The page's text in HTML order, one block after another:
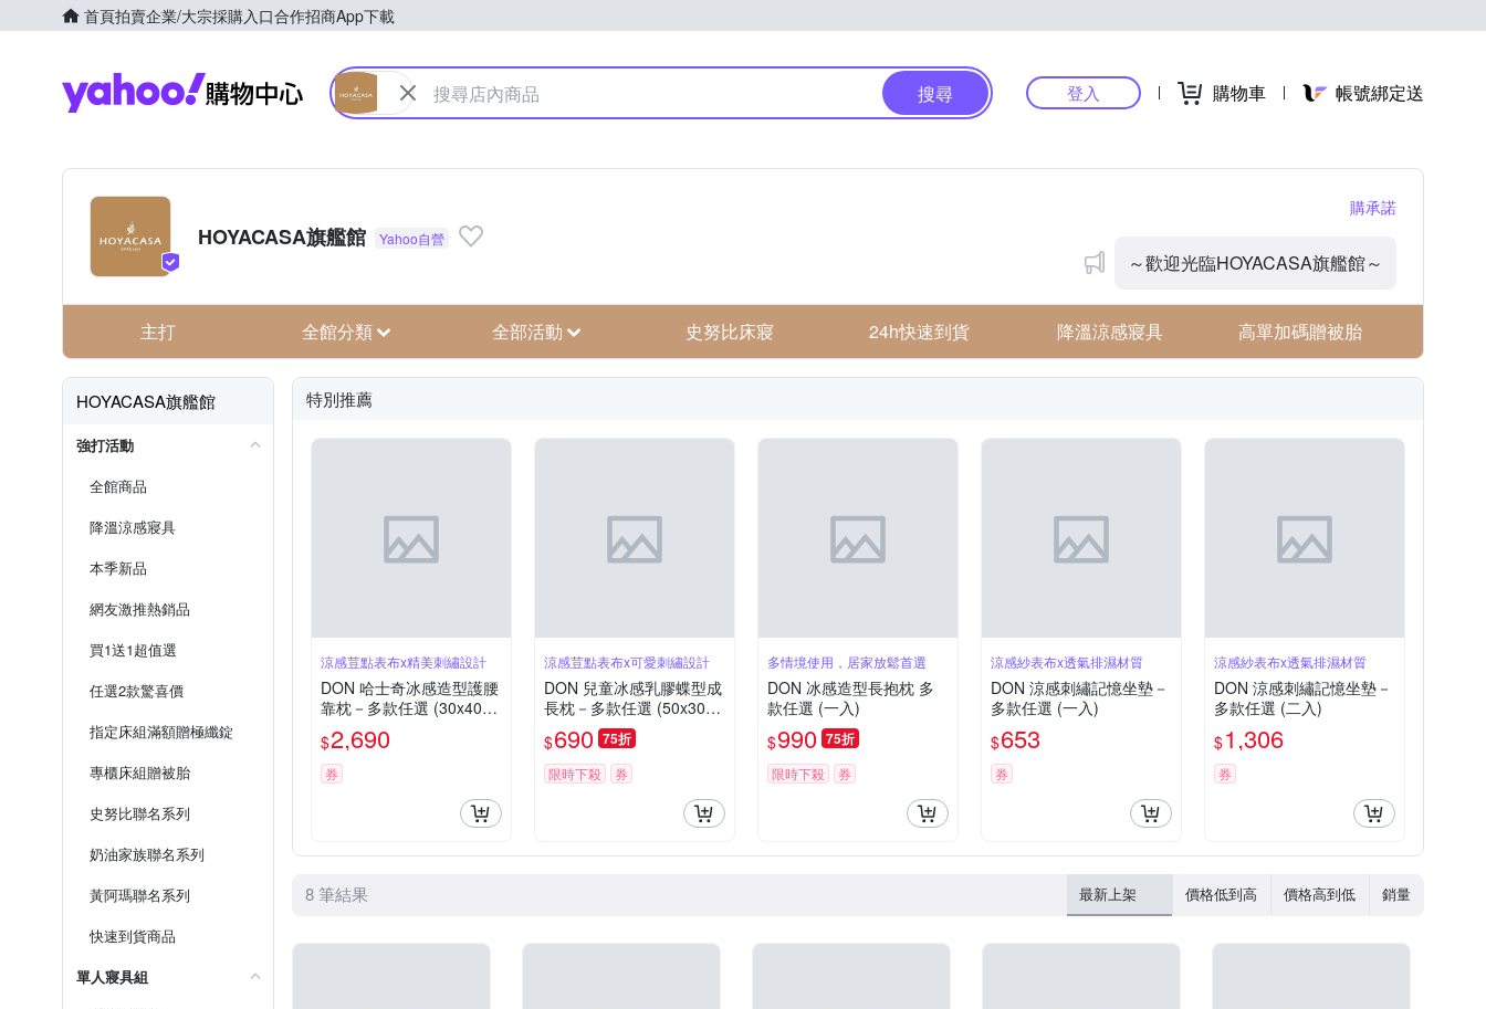
首頁拍賣企業/大宗採購入口合作招商App下載
Yahoo購物中心
搜尋 登入 購物車 帳號綁定送
HOYACASA旗艦館
購承諾
～歡迎光臨HOYACASA旗艦館～
主打 全館分類 全部活動 史努比床寢 24h快速到貨 降溫涼感寢具 高單加碼贈被胎
HOYACASA旗艦館
強打活動
全館商品
降溫涼感寢具
本季新品
網友激推熱銷品
買1送1超值選
任選2款驚喜價
指定床組滿額贈極纖錠
專櫃床組贈被胎
史努比聯名系列
奶油家族聯名系列
黃阿瑪聯名系列
快速到貨商品
單人寢具組
特別推薦
涼感荳點表布x精美刺繡設計
DON 哈士奇冰感造型護腰
靠枕－多款任選 (30x40c
m)
$2,690
券
涼感荳點表布x可愛刺繡設計
DON 兒童冰感乳膠蝶型成
長枕－多款任選 (50x30c
m)
$690 75折
限時下殺 券
多情境使用，居家放鬆首選
DON 冰感造型長抱枕 多
款任選 (一入)
$990 75折
限時下殺 券
涼感紗表布x透氣排濕材質
DON 涼感刺繡記憶坐墊－
多款任選 (一入)
$653
券
涼感紗表布x透氣排濕材質
DON 涼感刺繡記憶坐墊－
多款任選 (二入)
$1,306
券
8 筆結果 最新上架 價格低到高 價格高到低 銷量